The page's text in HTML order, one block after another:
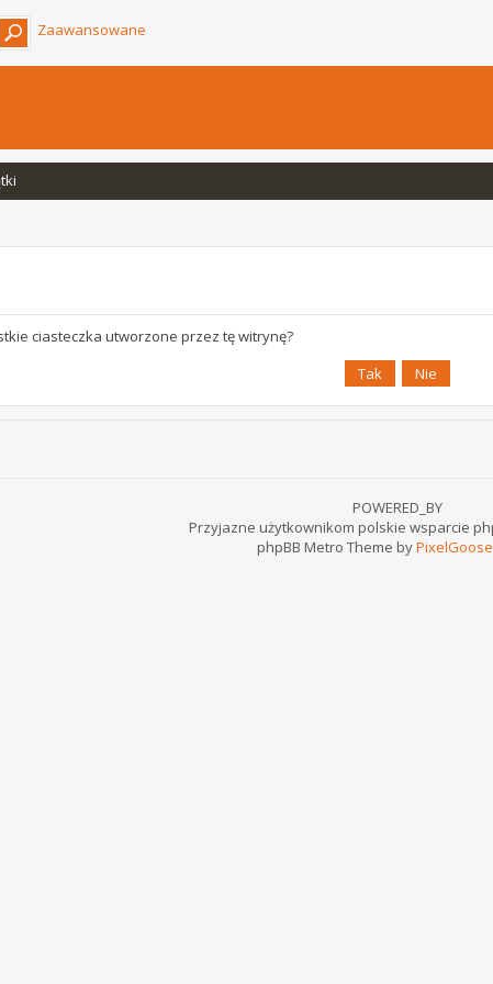
Zaawansowane
ciasteczka utworzone przez tę witrynę?
POWERED_BY
Przyjazne użytkownikom polskie wsparcie
phpBB Metro Theme by